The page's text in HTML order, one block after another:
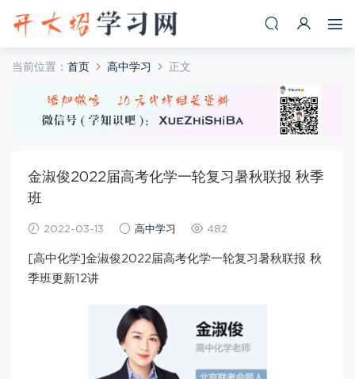
当前位置： 首页 高中学习 正文
金淑俊2022届高考化学一轮复习暑秋联报 秋季
班
2022-03-13 高中学习 482
[高中化学]金淑俊2022届高考化学一轮复习暑秋联报 秋
季班更新12讲